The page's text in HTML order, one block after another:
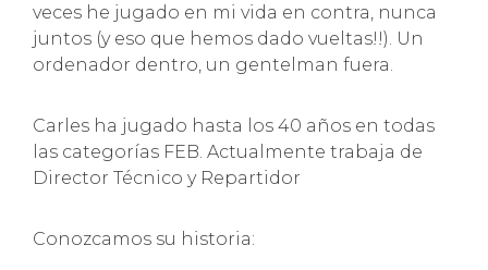
veces he jugado en mi vida en contra, nunca
juntos (y eso que hemos dado vueltas!!). Un
ordenador dentro, un gentelman fuera.
Carles ha jugado hasta los 40 años en todas
las categorías FEB. Actualmente trabaja de
Director Técnico y Repartidor
Conozcamos su historia: